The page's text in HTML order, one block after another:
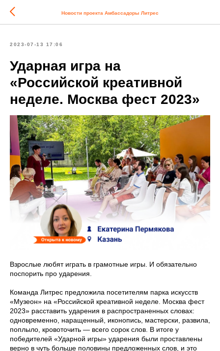
Новости проекта Амбассадоры Литрес
2023-07-13 17:06
Ударная игра на
«Российской креативной
неделе. Москва фест 2023»
Взрослые любят играть в грамотные игры. И обязательно
поспорить про ударения.
Команда Литрес предложила посетителям парка искусств
«Музеон» на «Российской креативной неделе. Москва фест
2023» расставить ударения в распространенных словах:
одновременно, наращенный, иконопись, мастерски, развила,
поплыло, кровоточить — всего сорок слов. В итоге у
победителей «Ударной игры» ударения были проставлены
верно в чуть больше половины предложенных слов, и это